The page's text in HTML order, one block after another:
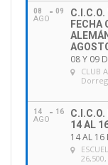
08
AGO
09
C.I.C.O.
FECHA
08 Y 09
CLUB
14
AGO
16
14 AL
14 AL 16